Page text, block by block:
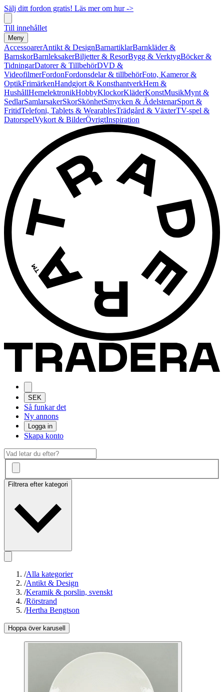
Sälj ditt fordon gratis! Läs mer om hur ->
Till innehållet
Meny
AccessoarerAntikt & DesignBarnartiklarBarnkläder &
BarnskorBarnleksakerBiljetter & ResorBygg & VerktygBöcker &
TidningarDatorer & TillbehörDVD &
VideofilmerFordonFordonsdelar & tillbehörFoto, Kameror &
OptikFrimärkenHandgjort & KonsthantverkHem &
HushållHemelektronikHobbyKlockorKläderKonstMusikMynt &
SedlarSamlarsakerSkorSkönhetSmycken & ÄdelstenarSport &
FritidTelefoni, Tablets & WearablesTrädgård & VäxterTV-spel &
DatorspelVykort & BilderÖvrigtInspiration
SEK
Så funkar det
Ny annons
Logga in
Skapa konto
Filtrera efter kategori
/Alla kategorier
/Antikt & Design
/Keramik & porslin, svenskt
/Rörstrand
/Hertha Bengtson
Hoppa över karusell